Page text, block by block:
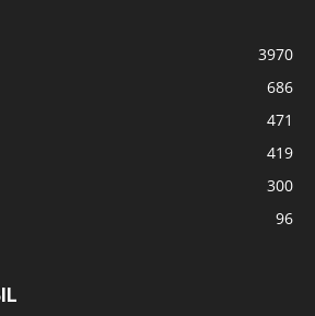
3970
686
471
419
300
96